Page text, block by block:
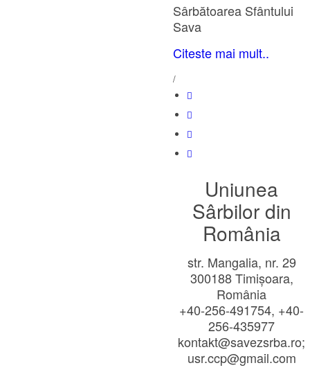
Sârbătoarea Sfântului
Sava
Citeste mai mult..
/
Uniunea
Sârbilor din
România
str. Mangalia, nr. 29
300188 Timișoara,
România
+40-256-491754, +40-
256-435977
kontakt@savezsrba.ro;
usr.ccp@gmail.com